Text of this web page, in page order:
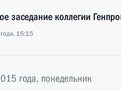
заседание коллегии
15:15
года, понедельник